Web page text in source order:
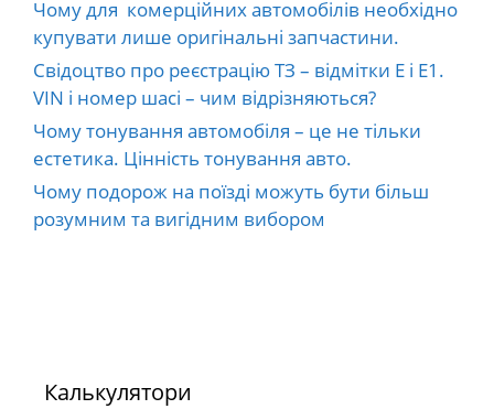
Чому для комерційних автомобілів необхідно
купувати лише оригінальні запчастини.
Свідоцтво про реєстрацію ТЗ – відмітки E і E1.
VIN і номер шасі – чим відрізняються?
Чому тонування автомобіля – це не тільки
естетика. Цінність тонування авто.
Чому подорож на поїзді можуть бути більш
розумним та вигідним вибором
Калькулятори